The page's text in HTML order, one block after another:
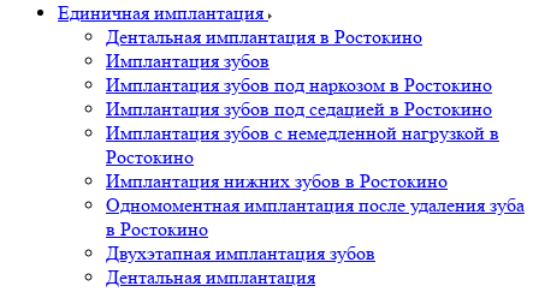
Единичная имплантация
Дентальная имплантация в Ростокино
Имплантация зубов
Имплантация зубов под наркозом в Ростокино
Имплантация зубов под седацией в Ростокино
Имплантация зубов с немедленной нагрузкой в
Ростокино
Имплантация нижних зубов в Ростокино
Одномоментная имплантация после удаления зуба
в Ростокино
Двухэтапная имплантация зубов
Дентальная имплантация